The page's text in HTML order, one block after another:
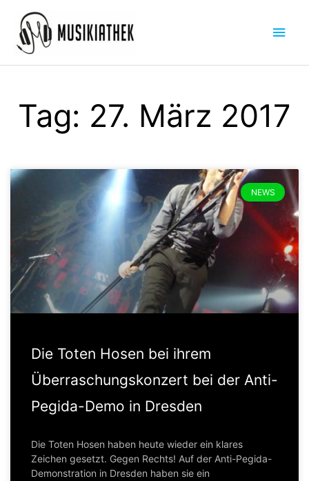
Inhalt
springen
Tag: 27. März 2017
NEWS
Die Toten Hosen bei ihrem
Überraschungskonzert bei der Anti-
Pegida-Demo in Dresden
Die Toten Hosen haben heute wieder ein klares
Zeichen gesetzt. Gegen Rechts! Auf der Anti-Pegida-
Demonstration in Dresden haben sie ein